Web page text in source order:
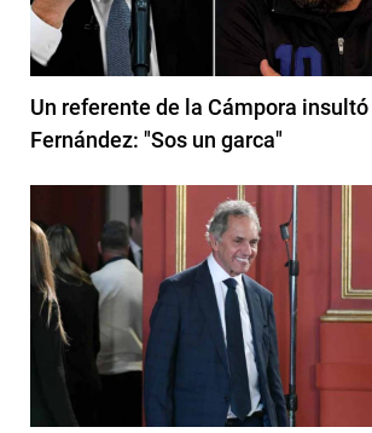
Un referente de la Cámpora
Fernández: "Sos un garca"